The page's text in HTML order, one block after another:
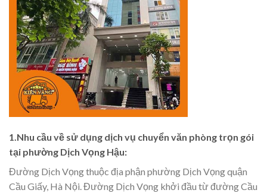
1.Nhu cầu về sử dụng dịch vụ chuyển văn phòng trọn gói
tại phường Dịch Vọng Hậu:
Đường Dịch Vọng thuộc địa phận phường Dịch Vọng quận
Cầu Giấy, Hà Nội. Đường Dịch Vọng khởi đầu từ đường Cầu